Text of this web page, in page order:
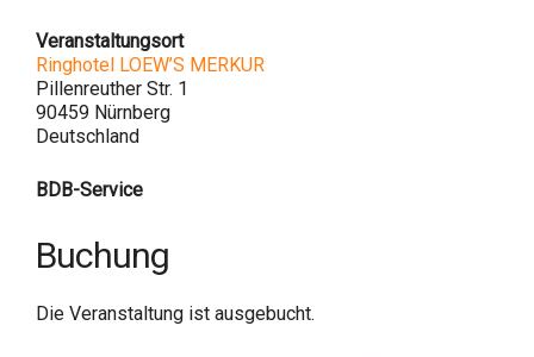
Veranstaltungsort
Ringhotel LOEW’S MERKUR
Pillenreuther Str. 1
90459 Nürnberg
Deutschland
BDB-Service
Buchung
Die Veranstaltung ist ausgebucht.